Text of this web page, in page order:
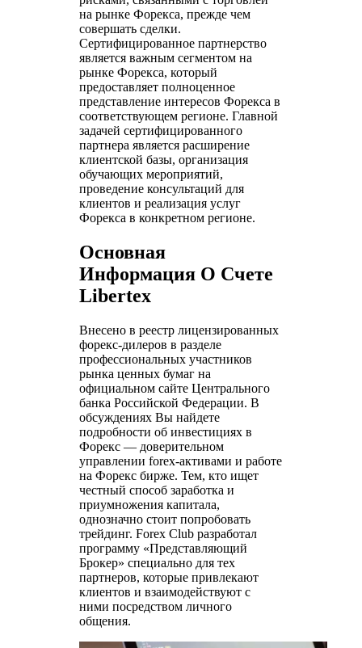
на рынке Форекса, прежде чем
совершать сделки.
Сертифицированное партнерство
является важным сегментом на
рынке Форекса, который
предоставляет полноценное
представление интересов Форекса в
соответствующем регионе. Главной
задачей сертифицированного
партнера является расширение
клиентской базы, организация
обучающих мероприятий,
проведение консультаций для
клиентов и реализация услуг
Форекса в конкретном регионе.
Основная
Информация О Счете
Libertex
Внесено в реестр лицензированных
форекс-дилеров в разделе
профессиональных участников
рынка ценных бумаг на
официальном сайте Центрального
банка Российской Федерации. В
обсуждениях Вы найдете
подробности об инвестициях в
Форекс — доверительном
управлении forex-активами и работе
на Форекс бирже. Тем, кто ищет
честный способ заработка и
приумножения капитала,
однозначно стоит попробовать
трейдинг. Forex Club разработал
программу «Представляющий
Брокер» специально для тех
партнеров, которые привлекают
клиентов и взаимодействуют с
ними посредством личного
общения.